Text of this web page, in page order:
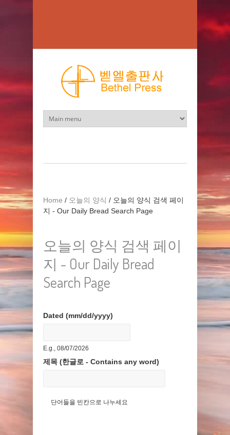
Home / 오늘의 양식 / 오늘의 양식 검색 페이
지 - Our Daily Bread Search Page
오늘의 양식 검색 페이
지 - Our Daily Bread
Search Page
Dated (mm/dd/yyyy)
E.g., 08/07/2026
제목 (한글로 - Contains any word)
단어들을 빈칸으로 나누세요